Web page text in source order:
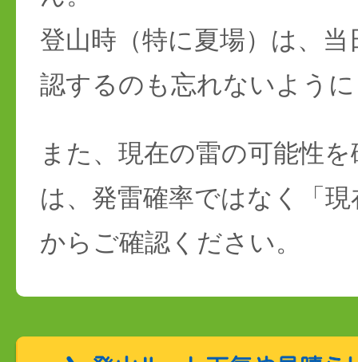
登山時（特に夏場）は、
認するのも忘れないよう
また、現在の雷の可能性
は、発雷確率ではなく「
からご確認ください。